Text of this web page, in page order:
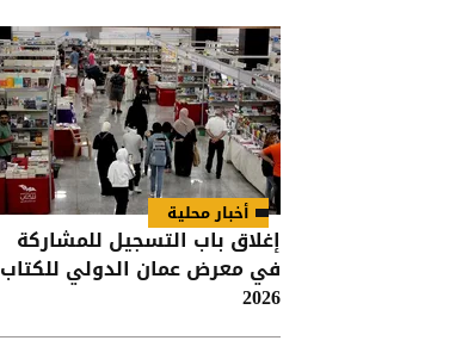
أخبار محلية
إغلاق باب التسجيل للمشاركة
في معرض عمان الدولي للكتاب
2026